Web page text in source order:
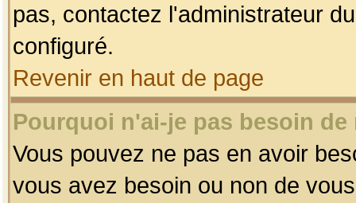
pas, contactez l'administrateur
configuré.
Revenir en haut de page
Pourquoi n'ai-je pas besoin
Vous pouvez ne pas en avoir
vous avez besoin ou non de